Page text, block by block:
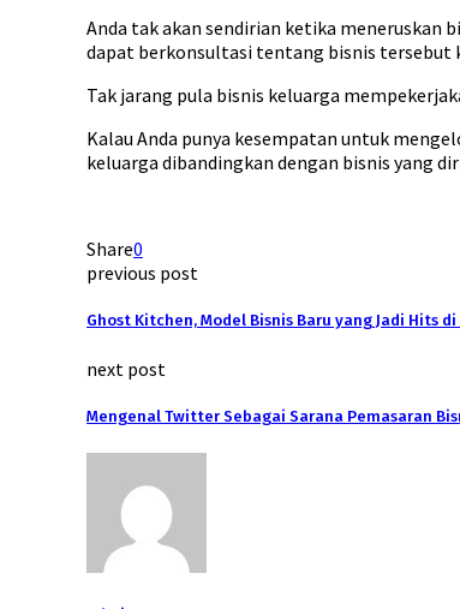
Anda tak akan sendirian ketika meneruskan
dapat berkonsultasi tentang bisnis tersebut
Tak jarang pula bisnis keluarga
Kalau Anda punya kesempatan untuk
keluarga dibandingkan dengan bisnis yang
Share0
previous post
Ghost Kitchen, Model Bisnis Baru yang Jadi Hits
next post
Mengenal Twitter Sebagai Sarana Pemasaran